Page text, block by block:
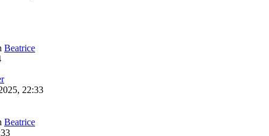
Beatrice
22:33
Beatrice